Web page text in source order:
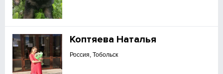
Коптяева Наталья
Россия, Тобольск